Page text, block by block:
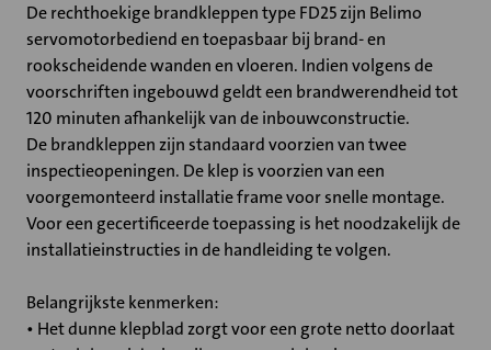
De rechthoekige brandkleppen type FD25 zijn Belimo
servomotorbediend en toepasbaar bij brand- en
rookscheidende wanden en vloeren. Indien volgens de
voorschriften ingebouwd geldt een brandwerendheid tot
120 minuten afhankelijk van de inbouwconstructie.
De brandkleppen zijn standaard voorzien van twee
inspectieopeningen. De klep is voorzien van een
voorgemonteerd installatie frame voor snelle montage.
Voor een gecertificeerde toepassing is het noodzakelijk de
installatieinstructies in de handleiding te volgen.
Belangrijkste kenmerken:
• Het dunne klepblad zorgt voor een grote netto doorlaat